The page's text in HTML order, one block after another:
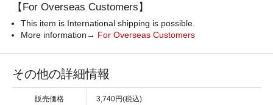
【For Overseas Customers】
This item is International shipping is possible.
More information→ For Overseas Customers
その他の詳細情報
販売価格 3,740円(税込)